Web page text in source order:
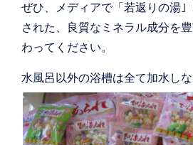
ぜひ、メディアで「若返りの湯｣
された、良質なミネラル成分を
わってください。
水風呂以外の浴槽は全て加水し